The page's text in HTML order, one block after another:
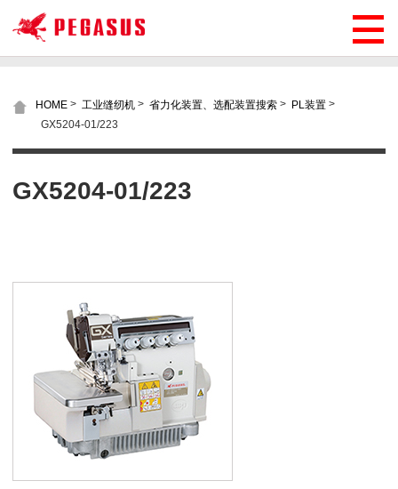
HOME > 工业缝纫机 > 省力化装置、选配装置搜索 > PL装置 >
GX5204-01/223
GX5204-01/223